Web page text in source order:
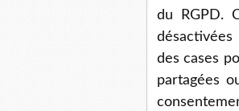
du RGPD.
des cases
partagées